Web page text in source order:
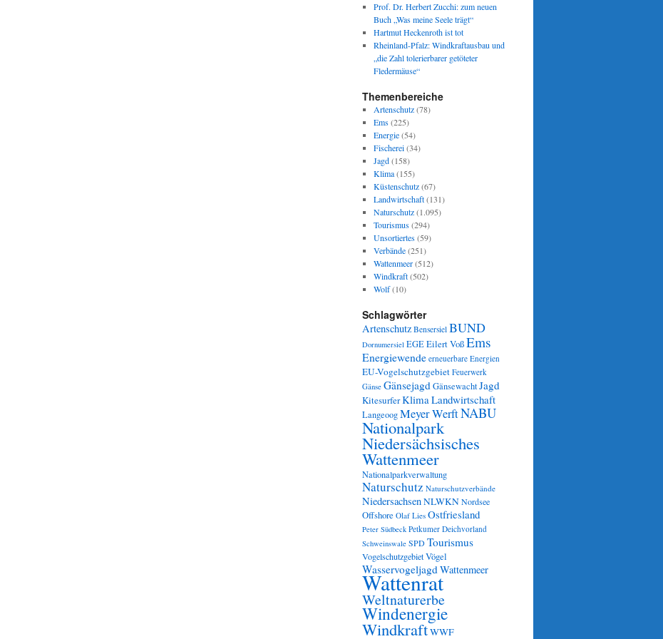
Prof. Dr. Herbert Zucchi: zum neuen
Buch „Was meine Seele trägt“
Hartmut Heckenroth ist tot
Rheinland-Pfalz: Windkraftausbau und
„die Zahl tolerierbarer getöteter
Fledermäuse“
Themenbereiche
Artenschutz(78)
Ems(225)
Energie(54)
Fischerei(34)
Jagd(158)
Klima(155)
Küstenschutz(67)
Landwirtschaft(131)
Naturschutz(1.095)
Tourismus(294)
Unsortiertes(59)
Verbände(251)
Wattenmeer(512)
Windkraft(502)
Wolf(10)
Schlagwörter
Artenschutz Bensersiel BUND
Dornumersiel EGEEilert VoßEms
Energiewende erneuerbare Energien
EU-Vogelschutzgebiet Feuerwerk
Gänse GänsejagdGänsewachtJagd
KitesurferKlimaLandwirtschaft
LangeoogMeyer WerftNABU
Nationalpark
Niedersächsisches
Wattenmeer
Nationalparkverwaltung
Naturschutz Naturschutzverbände
NiedersachsenNLWKNNordsee
Offshore Olaf Lies Ostfriesland
Peter Südbeck Petkumer Deichvorland
Schweinswale SPDTourismus
VogelschutzgebietVögel
WasservogeljagdWattenmeer
Wattenrat
Weltnaturerbe
Windenergie
WindkraftWWF